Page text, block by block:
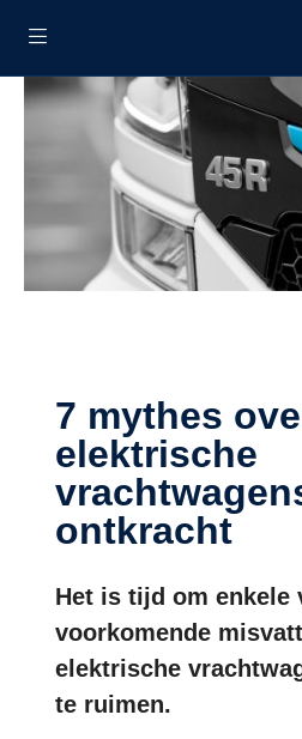
7 mythes over
elektrische
ontkracht
Het is tijd om enkele
voorkomende
elektrische
te ruimen.